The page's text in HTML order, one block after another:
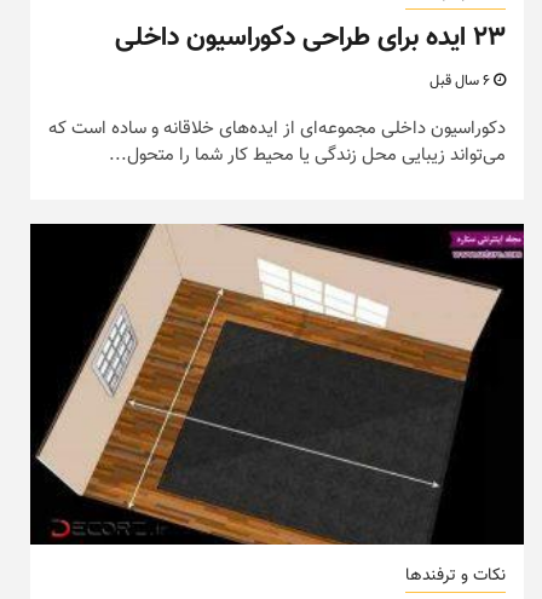
۲۳ ایده برای طراحی دکوراسیون داخلی
دکوراسیون داخلی مجموعه‌ای از ایده‌های خلاقانه و ساده است که
می‌تواند زیبایی محل زندگی یا محیط کار شما را متحول...
نکات و ترفندها